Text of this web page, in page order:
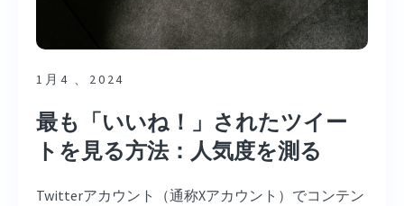
1月4 、2024
最も「いいね！」されたツイー
トを見る方法：人気度を測る
Twitterアカウント（通称Xアカウント）でコンテン